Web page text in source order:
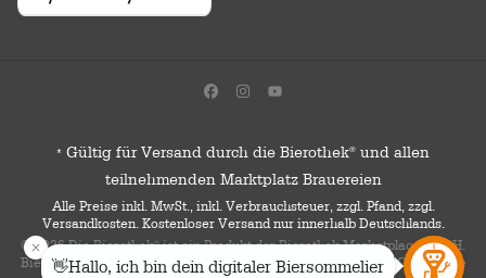
* Gültig für Versand durch die Bierothek® und allen
teilnehmenden Marktplatz Brauereien
Alle Preise inkl. MwSt., inkl. Verbrauchsteuer, zzgl. Pfand, zzgl.
Versandkosten. Kostenloser Versand nur innerhalb Deutschlands.
© 2026 Die Bierothek ist ein Produkt der Bierothek Marketplace GmbH.
Bierothek® ist eine eingetragene Marke der Bierothek Group GmbH. Alle